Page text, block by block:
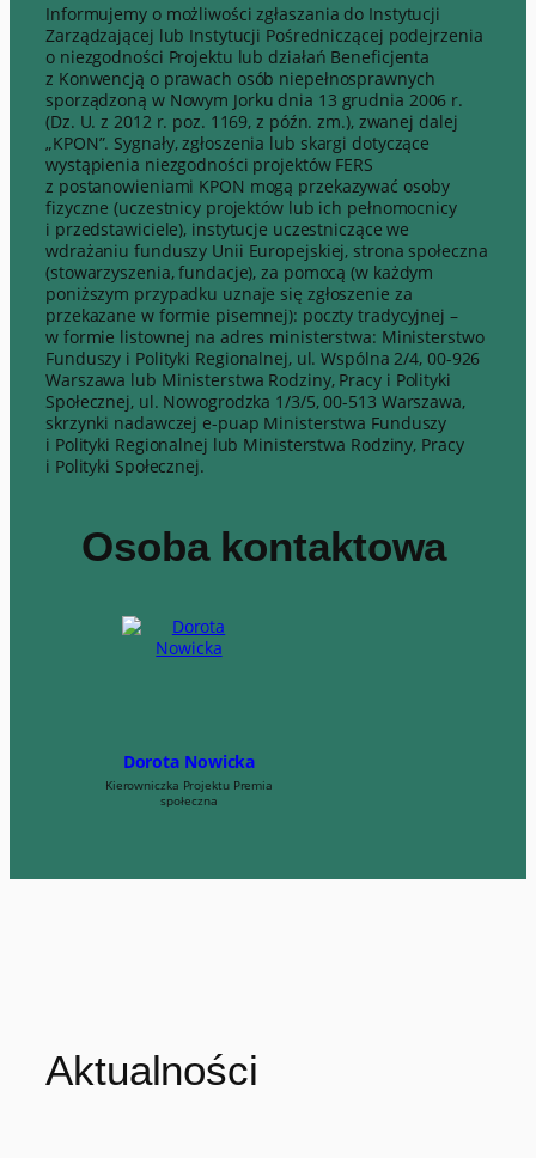
Informujemy o możliwości zgłaszania do Instytucji
Zarządzającej lub Instytucji Pośredniczącej podejrzenia
o niezgodności Projektu lub działań Beneficjenta
z Konwencją o prawach osób niepełnosprawnych
sporządzoną w Nowym Jorku dnia 13 grudnia 2006 r.
(Dz. U. z 2012 r. poz. 1169, z późn. zm.), zwanej dalej
„KPON”. Sygnały, zgłoszenia lub skargi dotyczące
wystąpienia niezgodności projektów FERS
z postanowieniami KPON mogą przekazywać osoby
fizyczne (uczestnicy projektów lub ich pełnomocnicy
i przedstawiciele), instytucje uczestniczące we
wdrażaniu funduszy Unii Europejskiej, strona społeczna
(stowarzyszenia, fundacje), za pomocą (w każdym
poniższym przypadku uznaje się zgłoszenie za
przekazane w formie pisemnej): poczty tradycyjnej –
w formie listownej na adres ministerstwa: Ministerstwo
Funduszy i Polityki Regionalnej, ul. Wspólna 2/4, 00-926
Warszawa lub Ministerstwa Rodziny, Pracy i Polityki
Społecznej, ul. Nowogrodzka 1/3/5, 00-513 Warszawa,
skrzynki nadawczej e-puap Ministerstwa Funduszy
i Polityki Regionalnej lub Ministerstwa Rodziny, Pracy
i Polityki Społecznej.
Osoba kontaktowa
Dorota Nowicka
Kierowniczka Projektu Premia
społeczna
Aktualności